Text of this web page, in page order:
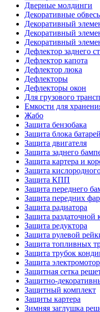
Дверные молдинги
Декоративные
Декоративный
Декоративный
Декоративный
Дефлектор заднего
Дефлектор капота
Дефлектор люка
Дефлекторы
Дефлекторы окон
Для грузового
Емкости для
Жабо
Защита бензобака
Защита блока батарей
Защита двигателя
Защита заднего
Защита картера и
Защита
Защита КПП
Защита переднего
Защита передних фар
Защита радиатора
Защита раздаточной
Защита редуктора
Защита рулевой
Защита топливных
Защита трубок
Защита
Защитная сетка
Защитно-
Защитный комплект
Защиты картера
Зимняя заглушка